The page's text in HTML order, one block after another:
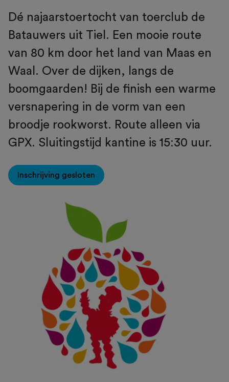
Dé najaarstoertocht van toerclub de
Batauwers uit Tiel. Een mooie route
van 80 km door het land van Maas en
Waal. Over de dijken, langs de
boomgaarden! Bij de finish een warme
versnapering in de vorm van een
broodje rookworst. Route alleen via
GPX. Sluitingstijd kantine is 15:30 uur.
Inschrijving gesloten